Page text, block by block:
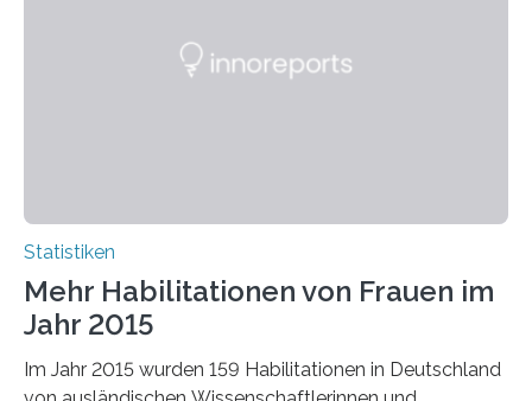
Statistiken
Mehr Habilitationen von Frauen im
Jahr 2015
Im Jahr 2015 wurden 159 Habilitationen in Deutschland